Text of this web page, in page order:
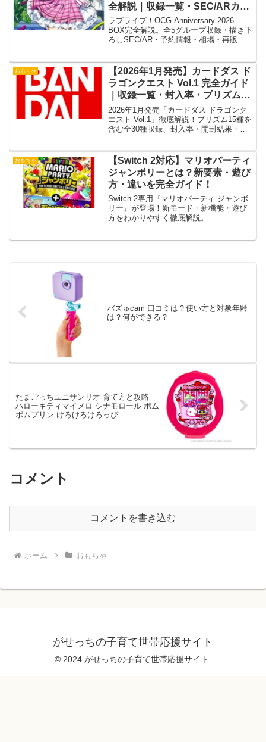
全解説｜収録一覧・SEC/ARカー
ド・予約情報まとめ
ラブライブ！OCG Anniversary 2026
BOX完全解説。全5グループ収録・描き下
ろしSEC/AR・予約情報・相場・再販ま
おもちゃ
【2026年1月発売】カードダス ド
ラゴンクエスト Vol.1 完全ガイド
｜収録一覧・封入率・プリズムカ
ード・予約情報まとめ
2026年1月発売「カードダス ドラゴンク
エスト Vol.1」徹底解説！プリズム15種を
含む全30種収録、封入率・開封結果・予
おもちゃ
【Switch 2対応】マリオパーティ
ジャンボリーとは？新要素・遊び
方・違いを完全ガイド！
Switch 2専用『マリオパーティ ジャンボ
リー』が登場！新モード・新機能・遊び
方をわかりやすく徹底解説。
バズゅcam 口コミは？使い方と対象年齢
は？何ができる？
たまごっちユニサンリオ 育て方と攻略
ハローキティマイメロ シナモロール ポム
ポムプリン けろけろけろっぴ
コメント
コメントを書き込む
ホーム おもちゃ
がせっちの子育て世帯応援サイト
© 2024 がせっちの子育て世帯応援サイト.